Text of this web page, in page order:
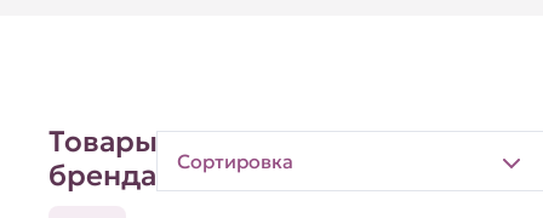
Товары
бренда
Сортировка